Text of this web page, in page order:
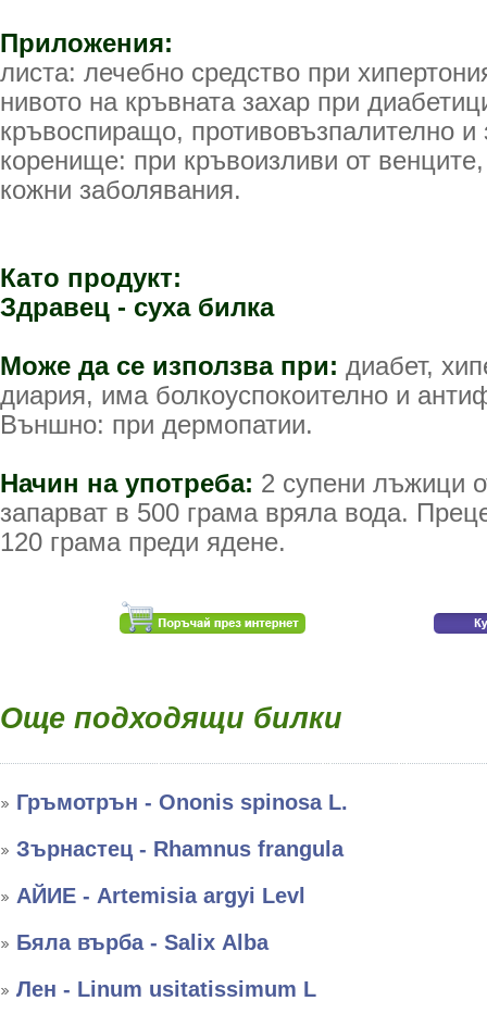
Приложения:
листа: лечебно средство при
нивото на кръвната захар при
кръвоспиращо, противовъзпалително
коренище: при кръвоизливи от
кожни заболявания.
Като продукт:
Здравец - суха билка
Може да се използва при: диабет,
диария, има болкоуспокоително и
Външно: при дермопатии.
Начин на употреба: 2 супени лъжици
запарват в 500 грама вряла вода.
120 грама преди ядене.
Още подходящи билки
Гръмотрън - Ononis spinosa L.
Зърнастец - Rhamnus frangula
АЙИЕ - Artemisia argyi Levl
Бяла върба - Salix Аlba
Лен - Linum usitatissimum L